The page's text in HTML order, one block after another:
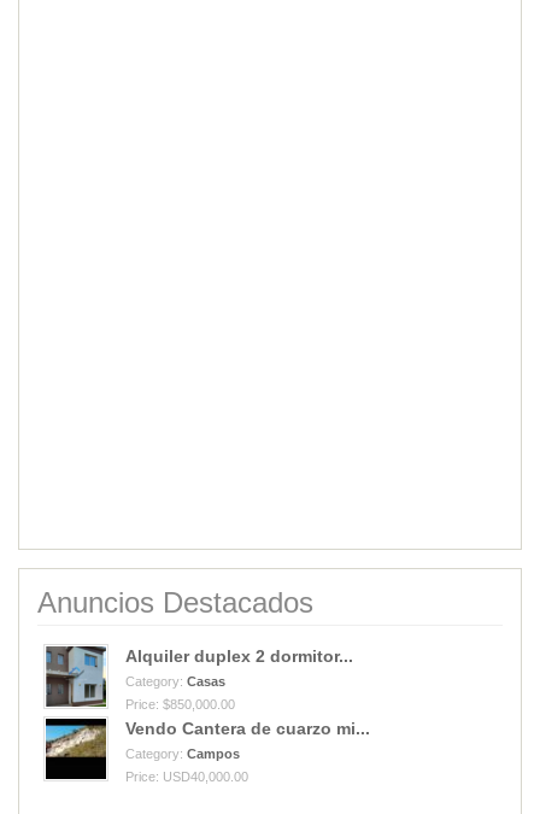
Anuncios Destacados
Alquiler duplex 2 dormitor...
Category: Casas
Price: $850,000.00
Vendo Cantera de cuarzo mi...
Category: Campos
Price: USD40,000.00